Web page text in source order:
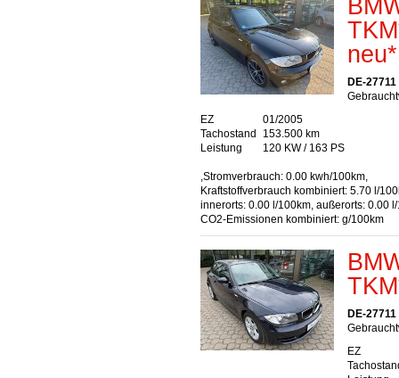
DE-
EZ
01/2005
Tachostand
153.500 km
Leistung
120 KW / 163 PS
,Stromverbrauch: 0.00 kwh/100km,
Kraftstoffverbrauch kombiniert: 5.70 l/
innerorts: 0.00 l/100km, außerorts: 0.00
CO2-Emissionen kombiniert: g/100km
DE-
EZ